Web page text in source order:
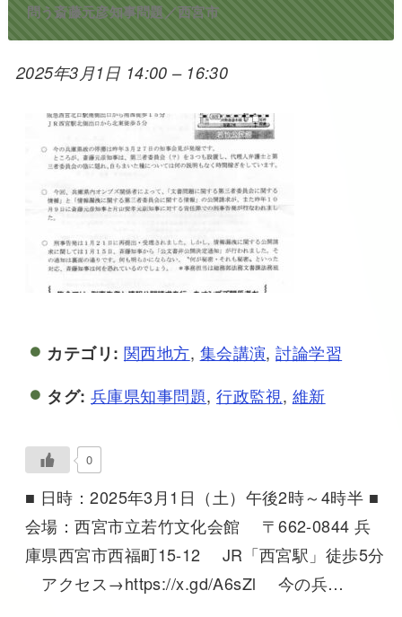
問う斎藤元彦知事問題／西宮市
2025年3月1日 14:00 – 16:30
カテゴリ: 関西地方, 集会講演,討論学習
タグ: 兵庫県知事問題,行政監視, 維新
0
■ 日時：2025年3月1日（土）午後2時～4時半 ■
会場：西宮市立若竹文化会館 〒662-0844 兵
庫県西宮市西福町15-12 JR「西宮駅」徒歩5分
アクセス→https://x.gd/A6sZl 今の兵…